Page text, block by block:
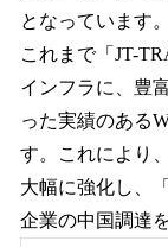
となっています
これまで「JT-
インフラに、豊
った実績のある
す。これにより
大幅に強化し、
企業の中国調達